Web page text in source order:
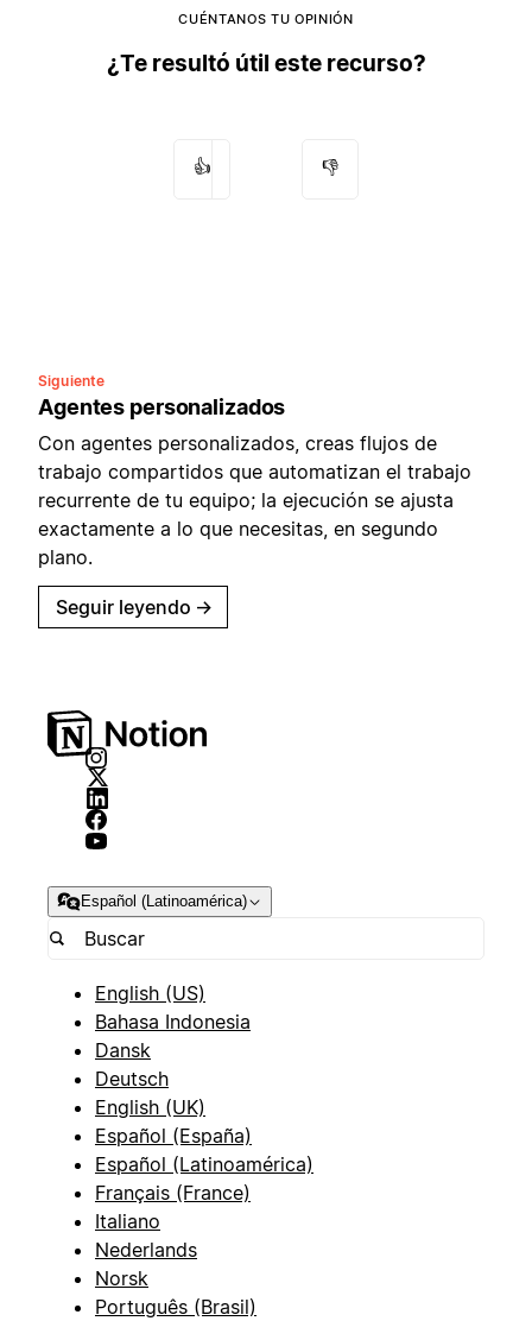
CUÉNTANOS TU OPINIÓN
¿Te resultó útil este recurso?
👍 👎
Siguiente
Agentes personalizados
Con agentes personalizados, creas flujos de
trabajo compartidos que automatizan el trabajo
recurrente de tu equipo; la ejecución se ajusta
exactamente a lo que necesitas, en segundo
plano.
Seguir leyendo →
Español (Latinoamérica)
English (US)
Bahasa Indonesia
Dansk
Deutsch
English (UK)
Español (España)
Español (Latinoamérica)
Français (France)
Italiano
Nederlands
Norsk
Português (Brasil)